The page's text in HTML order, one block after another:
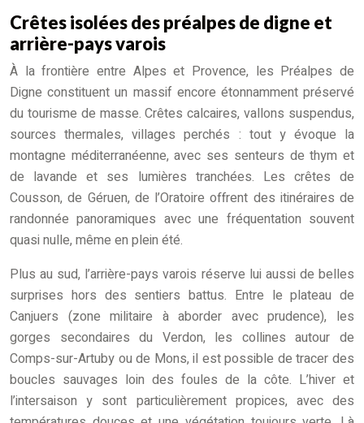
Crêtes isolées des préalpes de digne et
arrière-pays varois
À la frontière entre Alpes et Provence, les Préalpes de
Digne constituent un massif encore étonnamment préservé
du tourisme de masse. Crêtes calcaires, vallons suspendus,
sources thermales, villages perchés : tout y évoque la
montagne méditerranéenne, avec ses senteurs de thym et
de lavande et ses lumières tranchées. Les crêtes de
Cousson, de Géruen, de l’Oratoire offrent des itinéraires de
randonnée panoramiques avec une fréquentation souvent
quasi nulle, même en plein été.
Plus au sud, l’arrière-pays varois réserve lui aussi de belles
surprises hors des sentiers battus. Entre le plateau de
Canjuers (zone militaire à aborder avec prudence), les
gorges secondaires du Verdon, les collines autour de
Comps-sur-Artuby ou de Mons, il est possible de tracer des
boucles sauvages loin des foules de la côte. L’hiver et
l’intersaison y sont particulièrement propices, avec des